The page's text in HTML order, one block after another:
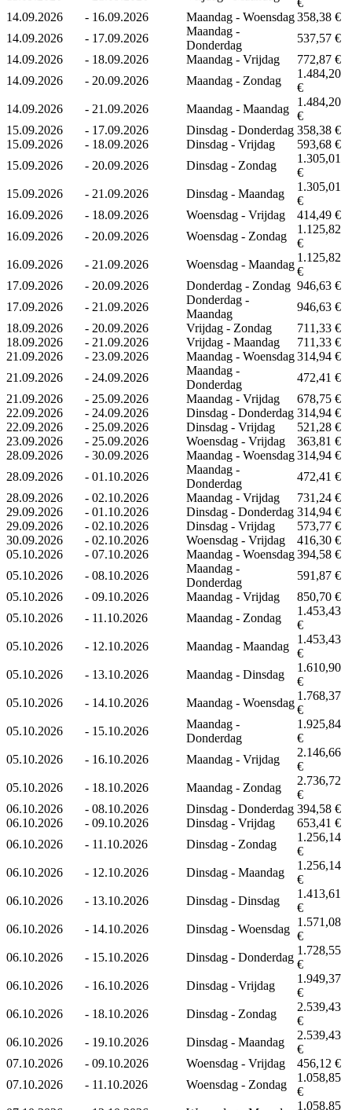
14.09.2026
- 16.09.2026 Maandag - Woensdag358,38 €
14.09.2026
- 17.09.2026
Maandag -
Donderdag
537,57 €
14.09.2026
- 18.09.2026 Maandag - Vrijdag
772,87 €
14.09.2026
- 20.09.2026 Maandag - Zondag
1.484,20
€
14.09.2026
- 21.09.2026 Maandag - Maandag
1.484,20
€
15.09.2026
- 17.09.2026 Dinsdag - Donderdag 358,38 €
15.09.2026
- 18.09.2026 Dinsdag - Vrijdag
593,68 €
15.09.2026
- 20.09.2026 Dinsdag - Zondag
1.305,01
€
15.09.2026
- 21.09.2026 Dinsdag - Maandag
1.305,01
€
16.09.2026
- 18.09.2026 Woensdag - Vrijdag
414,49 €
16.09.2026
- 20.09.2026 Woensdag - Zondag
1.125,82
€
16.09.2026
- 21.09.2026 Woensdag - Maandag
1.125,82
€
17.09.2026
- 20.09.2026 Donderdag - Zondag 946,63 €
17.09.2026
- 21.09.2026
Donderdag -
Maandag
946,63 €
18.09.2026
- 20.09.2026 Vrijdag - Zondag
711,33 €
18.09.2026
- 21.09.2026 Vrijdag - Maandag
711,33 €
21.09.2026
- 23.09.2026 Maandag - Woensdag314,94 €
21.09.2026
- 24.09.2026
Maandag -
Donderdag
472,41 €
21.09.2026
- 25.09.2026 Maandag - Vrijdag
678,75 €
22.09.2026
- 24.09.2026 Dinsdag - Donderdag 314,94 €
22.09.2026
- 25.09.2026 Dinsdag - Vrijdag
521,28 €
23.09.2026
- 25.09.2026 Woensdag - Vrijdag
363,81 €
28.09.2026
- 30.09.2026 Maandag - Woensdag314,94 €
28.09.2026
- 01.10.2026
Maandag -
Donderdag
472,41 €
28.09.2026
- 02.10.2026 Maandag - Vrijdag
731,24 €
29.09.2026
- 01.10.2026 Dinsdag - Donderdag 314,94 €
29.09.2026
- 02.10.2026 Dinsdag - Vrijdag
573,77 €
30.09.2026
- 02.10.2026 Woensdag - Vrijdag
416,30 €
05.10.2026
- 07.10.2026 Maandag - Woensdag394,58 €
05.10.2026
- 08.10.2026
Maandag -
Donderdag
591,87 €
05.10.2026
- 09.10.2026 Maandag - Vrijdag
850,70 €
05.10.2026
- 11.10.2026 Maandag - Zondag
1.453,43
€
05.10.2026
- 12.10.2026 Maandag - Maandag
1.453,43
€
05.10.2026
- 13.10.2026 Maandag - Dinsdag
1.610,90
€
05.10.2026
- 14.10.2026 Maandag - Woensdag
1.768,37
€
05.10.2026
- 15.10.2026
Maandag -
Donderdag
1.925,84
€
05.10.2026
- 16.10.2026 Maandag - Vrijdag
2.146,66
€
05.10.2026
- 18.10.2026 Maandag - Zondag
2.736,72
€
06.10.2026
- 08.10.2026 Dinsdag - Donderdag 394,58 €
06.10.2026
- 09.10.2026 Dinsdag - Vrijdag
653,41 €
06.10.2026
- 11.10.2026 Dinsdag - Zondag
1.256,14
€
06.10.2026
- 12.10.2026 Dinsdag - Maandag
1.256,14
€
06.10.2026
- 13.10.2026 Dinsdag - Dinsdag
1.413,61
€
06.10.2026
- 14.10.2026 Dinsdag - Woensdag
1.571,08
€
06.10.2026
- 15.10.2026 Dinsdag - Donderdag
1.728,55
€
06.10.2026
- 16.10.2026 Dinsdag - Vrijdag
1.949,37
€
06.10.2026
- 18.10.2026 Dinsdag - Zondag
2.539,43
€
06.10.2026
- 19.10.2026 Dinsdag - Maandag
2.539,43
€
07.10.2026
- 09.10.2026 Woensdag - Vrijdag
456,12 €
07.10.2026
- 11.10.2026 Woensdag - Zondag
1.058,85
€
1.058,85